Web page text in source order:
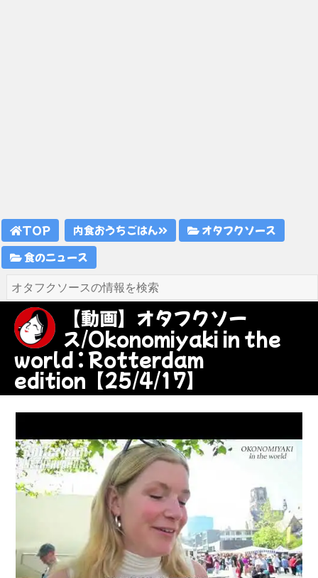
TOP 内食おうちごはん
オタフクソース
食のニュース
【動画】オタフクソー
ス/Okonomiyaki in the
world : Rotterdam
edition【25/4/17】